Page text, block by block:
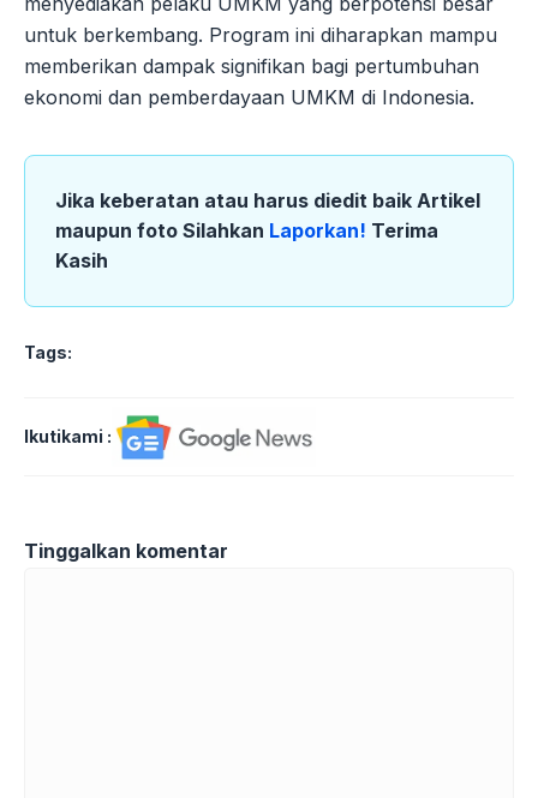
untuk berkembang. Program ini diharapkan mampu
memberikan dampak signifikan bagi pertumbuhan
ekonomi dan pemberdayaan UMKM di Indonesia.
Jika keberatan atau harus diedit baik Artikel
maupun foto Silahkan Laporkan! Terima
Kasih
Tags:
Ikutikami :
Tinggalkan komentar